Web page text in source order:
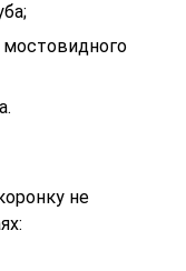
мостовидного
не